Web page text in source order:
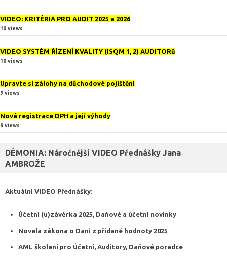
VIDEO: KRITÉRIA PRO AUDIT 2025 a 2026
10 views
VIDEO SYSTÉM ŘÍZENÍ KVALITY (ISQM 1, 2) AUDITORů
10 views
Upravte si zálohy na důchodové pojištění
9 views
Nová registrace DPH a její výhody
9 views
DÉMONIA: Náročnější VIDEO Přednášky Jana
AMBROŽE
Aktuální VIDEO Přednášky:
Účetní (u)závěrka 2025, Daňové a účetní novinky
Novela zákona o Dani z přidané hodnoty 2025
AML školení pro Účetní, Auditory, Daňové poradce